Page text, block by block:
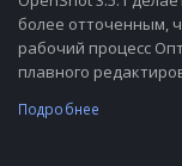
более отточенным,
рабочий процесс
плавного
Подробнее